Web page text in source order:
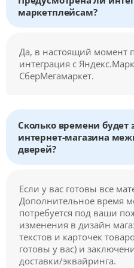
маркетплейсам?
Да, в настоящий момент
интеграция с
СберМегамаркет.
Сколько времени будет
интернет-магазина
дверей?
Если у вас готовы все
Дополнительное время
потребуется под ваши
изменения в дизайн
текстов и карточек
готовы у вас) и
доставки/эквайринга.